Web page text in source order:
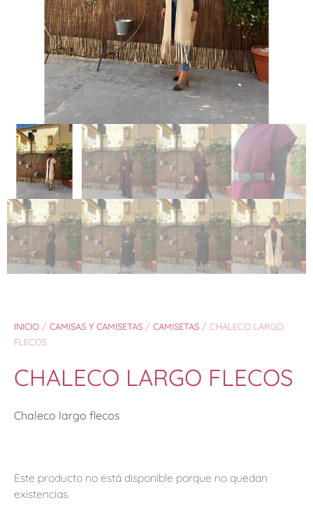
INICIO / CAMISAS Y CAMISETAS / CAMISETAS / CHALECO LARGO
FLECOS
CHALECO LARGO FLECOS
Chaleco largo flecos
Este producto no está disponible porque no quedan
existencias.